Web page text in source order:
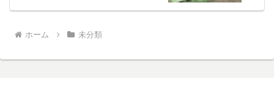
ホーム 未分類